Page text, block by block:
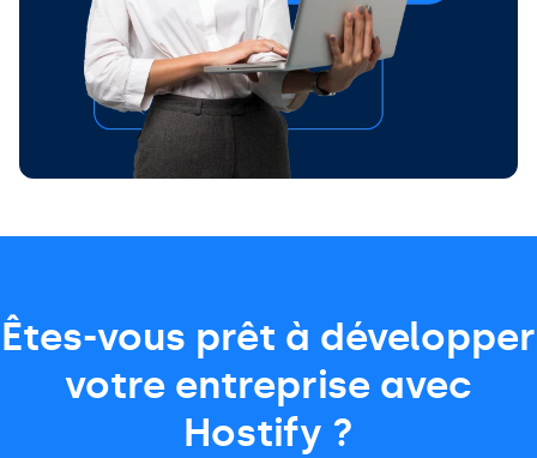
Êtes-vous prêt à développer
votre entreprise avec
Hostify ?